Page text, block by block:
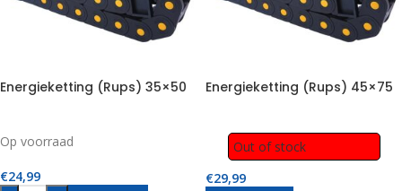
Energieketting (Rups) 35×50
Op voorraad
€24,99
Energieketting (Rups) 45×75
Out of stock
€29,99